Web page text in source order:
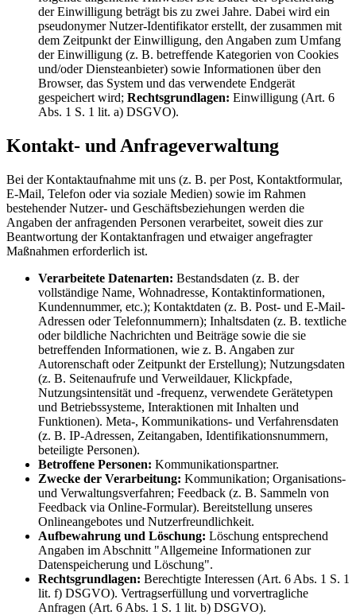
der Einwilligung beträgt bis zu zwei Jahre. Dabei wird ein
pseudonymer Nutzer-Identifikator erstellt, der zusammen mit
dem Zeitpunkt der Einwilligung, den Angaben zum Umfang
der Einwilligung (z. B. betreffende Kategorien von Cookies
und/oder Diensteanbieter) sowie Informationen über den
Browser, das System und das verwendete Endgerät
gespeichert wird; Rechtsgrundlagen: Einwilligung (Art. 6
Abs. 1 S. 1 lit. a) DSGVO).
Kontakt- und Anfrageverwaltung
Bei der Kontaktaufnahme mit uns (z. B. per Post, Kontaktformular,
E-Mail, Telefon oder via soziale Medien) sowie im Rahmen
bestehender Nutzer- und Geschäftsbeziehungen werden die
Angaben der anfragenden Personen verarbeitet, soweit dies zur
Beantwortung der Kontaktanfragen und etwaiger angefragter
Maßnahmen erforderlich ist.
Verarbeitete Datenarten: Bestandsdaten (z. B. der
vollständige Name, Wohnadresse, Kontaktinformationen,
Kundennummer, etc.); Kontaktdaten (z. B. Post- und E-Mail-
Adressen oder Telefonnummern); Inhaltsdaten (z. B. textliche
oder bildliche Nachrichten und Beiträge sowie die sie
betreffenden Informationen, wie z. B. Angaben zur
Autorenschaft oder Zeitpunkt der Erstellung); Nutzungsdaten
(z. B. Seitenaufrufe und Verweildauer, Klickpfade,
Nutzungsintensität und -frequenz, verwendete Gerätetypen
und Betriebssysteme, Interaktionen mit Inhalten und
Funktionen). Meta-, Kommunikations- und Verfahrensdaten
(z. B. IP-Adressen, Zeitangaben, Identifikationsnummern,
beteiligte Personen).
Betroffene Personen: Kommunikationspartner.
Zwecke der Verarbeitung: Kommunikation; Organisations-
und Verwaltungsverfahren; Feedback (z. B. Sammeln von
Feedback via Online-Formular). Bereitstellung unseres
Onlineangebotes und Nutzerfreundlichkeit.
Aufbewahrung und Löschung: Löschung entsprechend
Angaben im Abschnitt "Allgemeine Informationen zur
Datenspeicherung und Löschung".
Rechtsgrundlagen: Berechtigte Interessen (Art. 6 Abs. 1 S. 1
lit. f) DSGVO). Vertragserfüllung und vorvertragliche
Anfragen (Art. 6 Abs. 1 S. 1 lit. b) DSGVO).